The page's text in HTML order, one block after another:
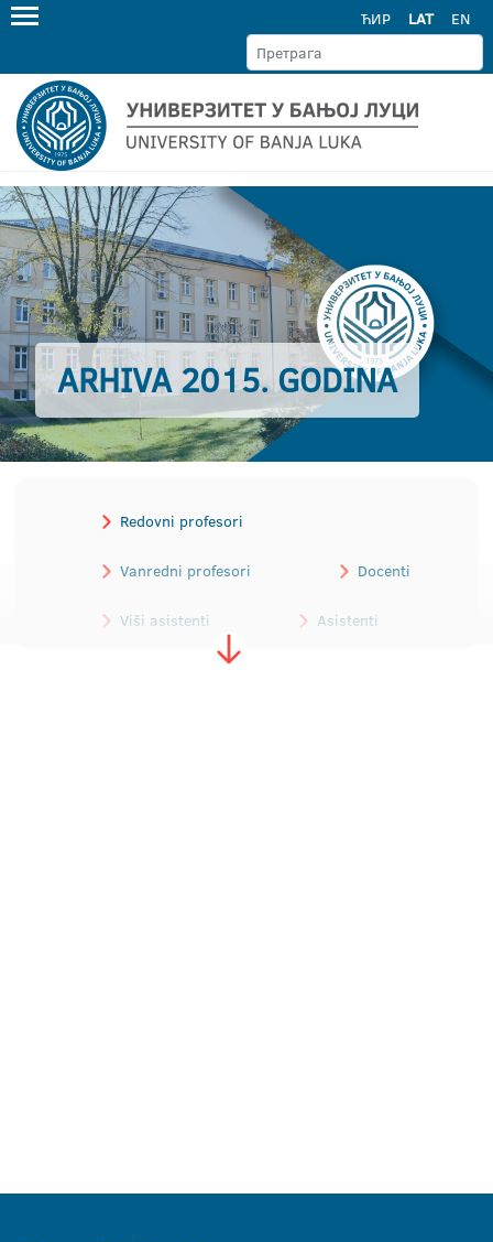
ЋИР LAT EN
ARHIVA 2015. GODINA
Redovni profesori
Vanredni profesori Docenti
Viši asistenti Asistenti
Predavač visoke škole